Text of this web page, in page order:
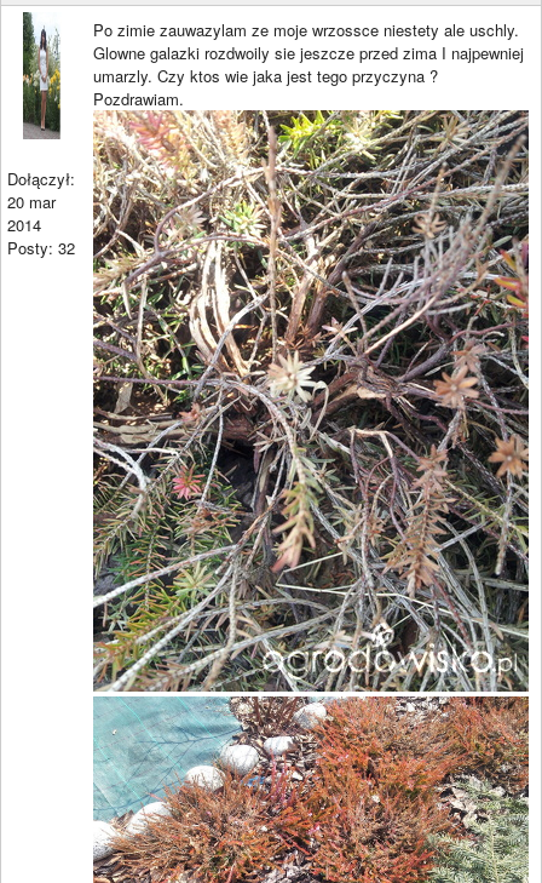
Dołączył:
20 mar
2014
Posty: 32
Po zimie zauwazylam ze moje wrzossce niestety ale uschly.
Glowne galazki rozdwoily sie jeszcze przed zima I najpewniej
umarzly. Czy ktos wie jaka jest tego przyczyna ?
Pozdrawiam.